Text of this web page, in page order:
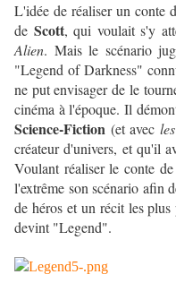
L'idée de réaliser un conte
de Scott, qui voulait s'y
Alien. Mais le scénario
"Legend of Darkness"
ne put envisager de le
cinéma à l'époque. Il
Science-Fiction (et avec
créateur d'univers, et qu'il
Voulant réaliser le conte
l'extrême son scénario afin
de héros et un récit les
devint "Legend".